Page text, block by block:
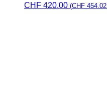
CHF 420.00 (CHF 454.02